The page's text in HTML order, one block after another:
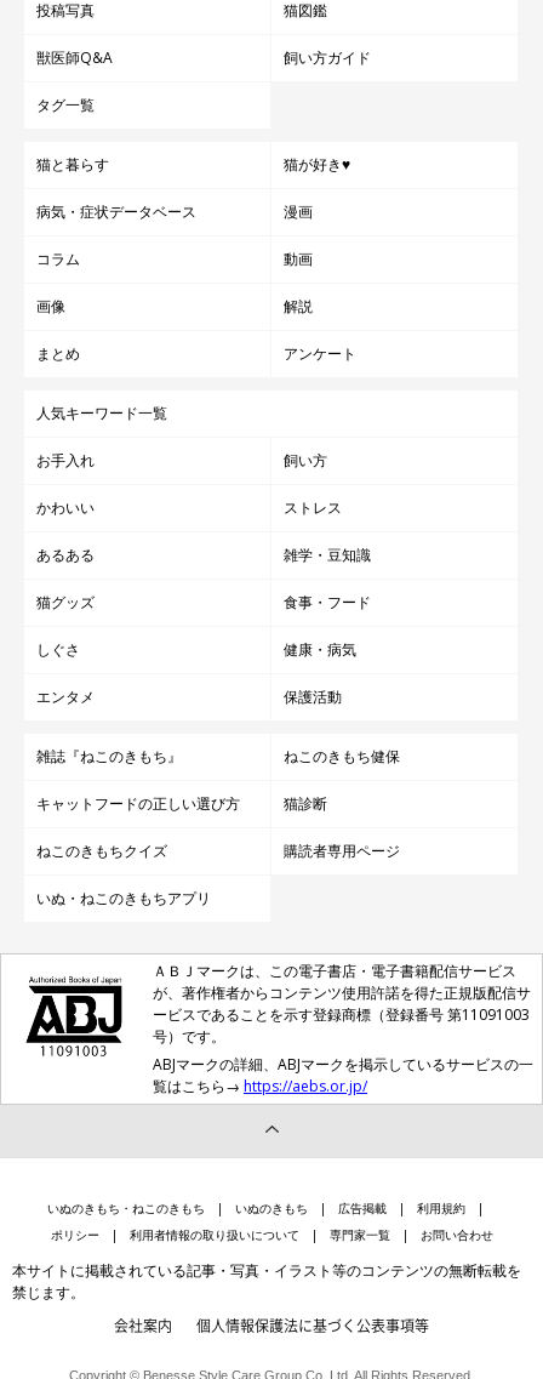
投稿写真 猫図鑑
獣医師Q&A 飼い方ガイド
タグ一覧
猫と暮らす 猫が好き♥
病気・症状データベース 漫画
コラム 動画
画像 解説
まとめ アンケート
人気キーワード一覧
お手入れ 飼い方
かわいい ストレス
あるある 雑学・豆知識
猫グッズ 食事・フード
しぐさ 健康・病気
エンタメ 保護活動
雑誌『ねこのきもち』 ねこのきもち健保
キャットフードの正しい選び方 猫診断
ねこのきもちクイズ 購読者専用ページ
いぬ・ねこのきもちアプリ
ＡＢＪマークは、この電子書店・電子書籍配信サービス
が、著作権者からコンテンツ使用許諾を得た正規版配信サ
ービスであることを示す登録商標（登録番号 第11091003
号）です。
ABJマークの詳細、ABJマークを掲示しているサービスの一
覧はこちら→ https://aebs.or.jp/
いぬのきもち・ねこのきもち いぬのきもち 広告掲載
利用規約
ポリシー
利用者情報の取り扱いについて 専門家一覧 お問い合わせ
本サイトに掲載されている記事・写真・イラスト等のコンテンツの無断転載を
禁じます。
会社案内 個人情報保護法に基づく公表事項等
Copyright © Benesse Style Care Group Co.,Ltd. All Rights Reserved.